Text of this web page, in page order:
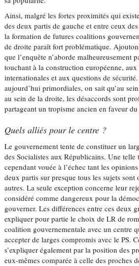
Ainsi, malgré les fortes proximités qui
des deux partis de gauche et entre ceux
la formation de futures coalitions
de droite paraît fort problématique.
que l’enquête n’aborde malheureusement
touchant à la construction européenne,
internationales et aux questions de
aujourd’hui primordiales, on sait qu’au
au sein de la droite, les désaccords sont
partageant un tropisme ancien en faveur
Quels alliés pour le centre ?
Le gouvernement tente de constituer un
des Socialistes aux Républicains. Une telle
cependant vouée à l’échec tant les
deux partis sur presque tous les sujets sont
autres. La seule exception concerne leur
considéré comme dangereux pour la
gouverner. Les différences entre ces deux
expliquer pour partie le choix de LR de
coalition gouvernementale avec un centre
accepter de larges compromis avec le PS.
s’expliquer également par la position des
eux-mêmes comparée à celle des proches